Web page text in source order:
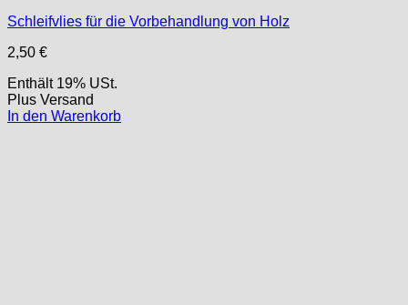
Schleifvlies für die Vorbehandlung von Holz
2,50 €
Enthält 19% USt.
Plus Versand
In den Warenkorb